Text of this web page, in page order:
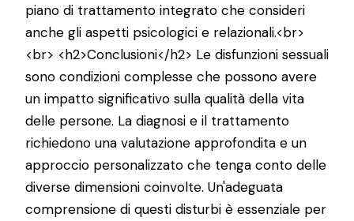
piano di trattamento integrato che consideri
anche gli aspetti psicologici e relazionali.<br>
<br> <h2>Conclusioni</h2> Le disfunzioni sessuali
sono condizioni complesse che possono avere
un impatto significativo sulla qualità della vita
delle persone. La diagnosi e il trattamento
richiedono una valutazione approfondita e un
approccio personalizzato che tenga conto delle
diverse dimensioni coinvolte. Un'adeguata
comprensione di questi disturbi è essenziale per